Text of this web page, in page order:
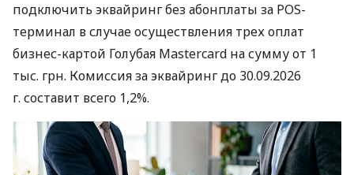
подключить эквайринг без абонплаты за POS-
терминал в случае осуществления трех оплат
бизнес-картой Голубая Mastercard на сумму от 1
тыс. грн. Комиссия за эквайринг до 30.09.2026
г. составит всего 1,2%.